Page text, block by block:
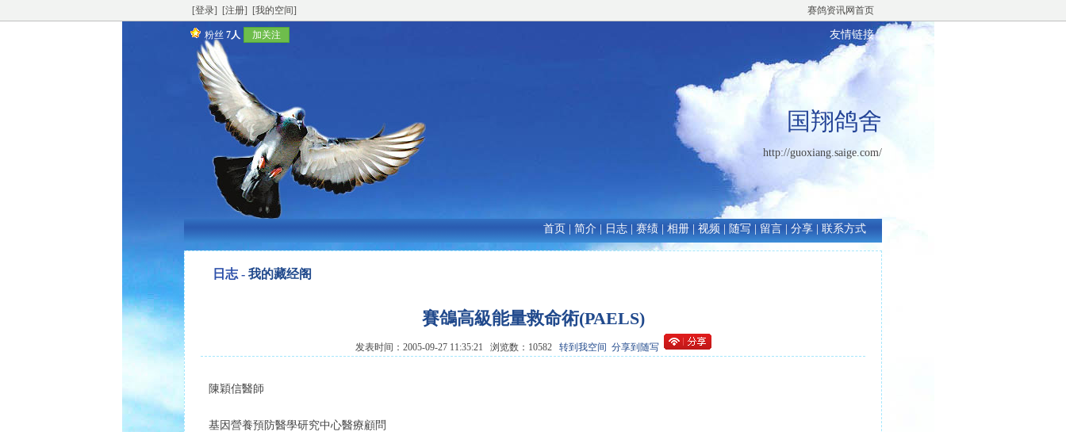
[登录] [注册] [我的空间] 赛鸽资讯网首页
粉丝 7人 加关注 友情链接
国翔鸽舍
http://guoxiang.saige.com/
首页 简介 日志 赛绩 相册 视频 随写 留言 分享 联系方式
日志 - 我的藏经阁
賽鴿高級能量救命術(PAELS)
发表时间：2005-09-27 11:35:21 浏览数：10582 转到我空间 分享到随写
陳穎信醫師
基因營養預防醫學研究中心醫療顧問